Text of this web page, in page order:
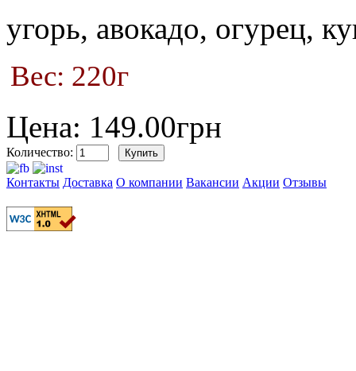
угорь, авокадо, огурец,
Вес: 220г
Цена: 149.00грн
Количество:
Контакты Доставка О компании Вакансии Акции Отзывы